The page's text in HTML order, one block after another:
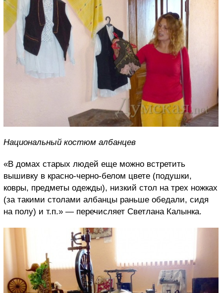
Национальный костюм албанцев
«В домах старых людей еще можно встретить
вышивку в красно-черно-белом цвете (подушки,
ковры, предметы одежды), низкий стол на трех ножках
(за такими столами албанцы раньше обедали, сидя
на полу) и т.п.» — перечисляет Светлана Калынка.